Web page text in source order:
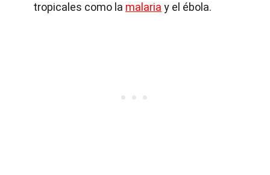
tropicales como la malaria y el ébola.